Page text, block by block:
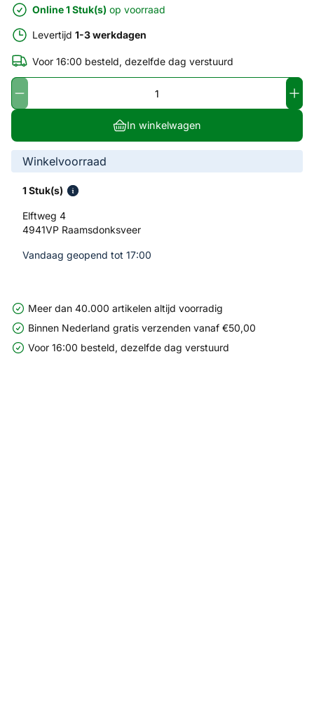
Online 1 Stuk(s) op voorraad
Levertijd 1-3 werkdagen
Voor 16:00 besteld, dezelfde dag verstuurd
In winkelwagen
Winkelvoorraad
1 Stuk(s)
Elftweg 4
4941VP Raamsdonksveer
Vandaag geopend tot 17:00
Meer dan 40.000 artikelen altijd voorradig
Binnen Nederland gratis verzenden vanaf €50,00
Voor 16:00 besteld, dezelfde dag verstuurd